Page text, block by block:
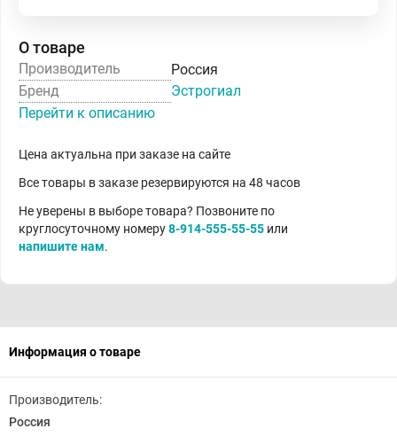
О товаре
Производитель
Россия
Бренд
Эстрогиал
Перейти к описанию
Цена актуальна при заказе на сайте
Все товары в заказе резервируются на 48 часов
Не уверены в выборе товара? Позвоните по
круглосуточному номеру8-914-555-55-55 или
напишите нам.
Информация о товаре
Производитель:
Россия